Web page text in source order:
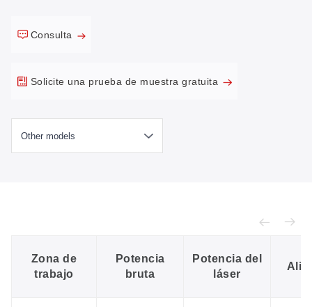
Consulta
Solicite una prueba de muestra gratuita
Zona de
trabajo
Potencia
bruta
Potencia del
láser